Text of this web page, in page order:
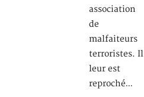
association
de
malfaiteurs
terroristes. Il
leur est
reproché…